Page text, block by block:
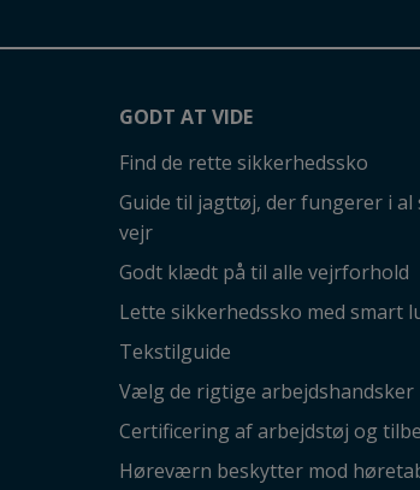
GODT AT VIDE
Find de rette sikkerhedssko
Guide til jagttøj, der fungerer i al
vejr
Godt klædt på til alle vejrforhold
Lette sikkerhedssko med smart
Tekstilguide
Vælg de rigtige arbejdshandsker
Certificering af arbejdstøj og
Høreværn beskytter mod